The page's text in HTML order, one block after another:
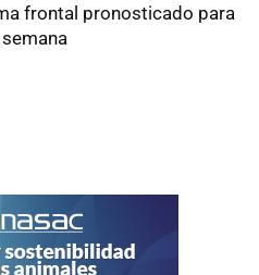
frontal pronosticado para